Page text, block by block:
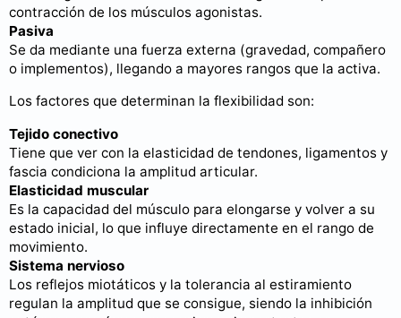
contracción de los músculos agonistas.
Pasiva
Se da mediante una fuerza externa (gravedad, compañero
o implementos), llegando a mayores rangos que la activa.
Los factores que determinan la flexibilidad son:
Tejido conectivo
Tiene que ver con la elasticidad de tendones, ligamentos y
fascia condiciona la amplitud articular.
Elasticidad muscular
Es la capacidad del músculo para elongarse y volver a su
estado inicial, lo que influye directamente en el rango de
movimiento.
Sistema nervioso
Los reflejos miotáticos y la tolerancia al estiramiento
regulan la amplitud que se consigue, siendo la inhibición